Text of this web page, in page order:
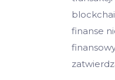
finanse